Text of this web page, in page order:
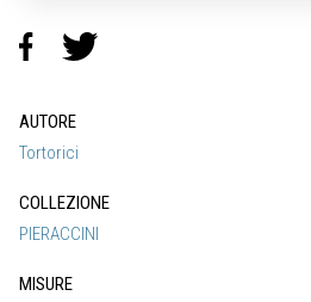
AUTORE
Tortorici
COLLEZIONE
PIERACCINI
MISURE